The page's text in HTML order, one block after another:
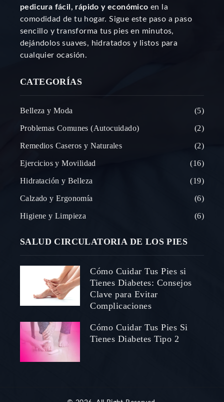
pedicura fácil, rápido y económico en la
comodidad de tu hogar. Sigue este paso a paso
sencillo y transforma tus pies en minutos,
dejándolos suaves, hidratados y listos para
cualquier ocasión.
CATEGORÍAS
Belleza y Moda 5
Problemas Comunes (Autocuidado) 2
Remedios Caseros y Naturales 2
Ejercicios y Movilidad 16
Hidratación y Belleza 19
Calzado y Ergonomía 6
Higiene y Limpieza 6
SALUD CIRCULATORIA DE LOS PIES
Cómo Cuidar Tus Pies si
Tienes Diabetes: Consejos
Clave para Evitar
Complicaciones
Cómo Cuidar Tus Pies Si
Tienes Diabetes Tipo 2